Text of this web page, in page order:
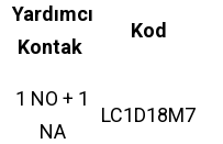
Yardımcı
Kontak
Kod
1 NO + 1
NA
LC1D18M7